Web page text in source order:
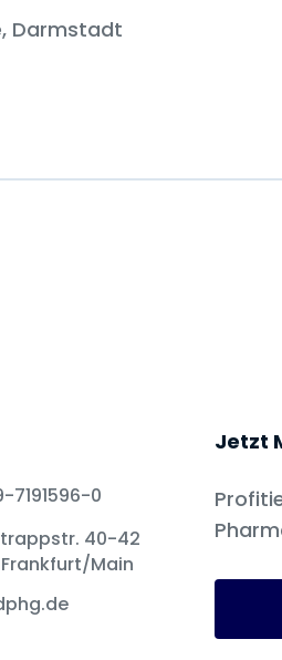
Darmstadt
7191596-0
40-42
Main
Jetzt